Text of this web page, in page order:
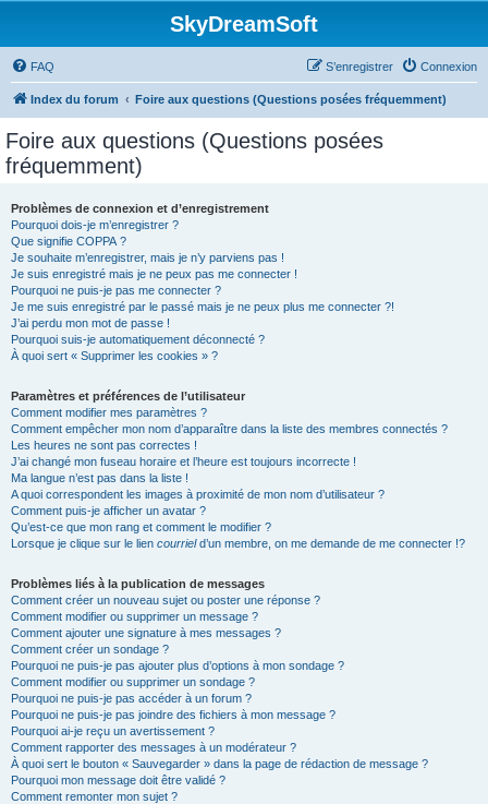
SkyDreamSoft
FAQ Connexion
S’enregistrer
Index du forum Foire aux questions (Questions posées fréquemment)
Foire aux questions (Questions posées
fréquemment)
Problèmes de connexion et d’enregistrement
Pourquoi dois-je m’enregistrer ?
Que signifie COPPA ?
Je souhaite m’enregistrer, mais je n’y parviens pas !
Je suis enregistré mais je ne peux pas me connecter !
Pourquoi ne puis-je pas me connecter ?
Je me suis enregistré par le passé mais je ne peux plus me connecter ?!
J’ai perdu mon mot de passe !
Pourquoi suis-je automatiquement déconnecté ?
À quoi sert « Supprimer les cookies » ?
Paramètres et préférences de l’utilisateur
Comment modifier mes paramètres ?
Comment empêcher mon nom d’apparaître dans la liste des membres connectés ?
Les heures ne sont pas correctes !
J’ai changé mon fuseau horaire et l’heure est toujours incorrecte !
Ma langue n’est pas dans la liste !
A quoi correspondent les images à proximité de mon nom d’utilisateur ?
Comment puis-je afficher un avatar ?
Qu’est-ce que mon rang et comment le modifier ?
Lorsque je clique sur le lien courrield’un membre, on me demande de me connecter !?
Problèmes liés à la publication de messages
Comment créer un nouveau sujet ou poster une réponse ?
Comment modifier ou supprimer un message ?
Comment ajouter une signature à mes messages ?
Comment créer un sondage ?
Pourquoi ne puis-je pas ajouter plus d’options à mon sondage ?
Comment modifier ou supprimer un sondage ?
Pourquoi ne puis-je pas accéder à un forum ?
Pourquoi ne puis-je pas joindre des fichiers à mon message ?
Pourquoi ai-je reçu un avertissement ?
Comment rapporter des messages à un modérateur ?
À quoi sert le bouton « Sauvegarder » dans la page de rédaction de message ?
Pourquoi mon message doit être validé ?
Comment remonter mon sujet ?